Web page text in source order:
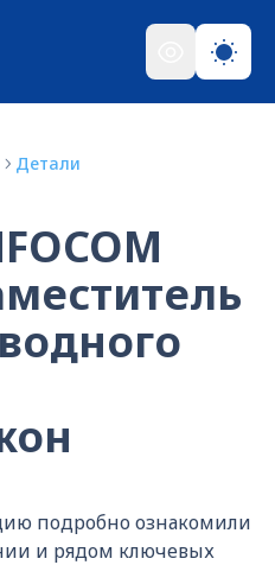
Детали
подробно ознакомили
и рядом ключевых